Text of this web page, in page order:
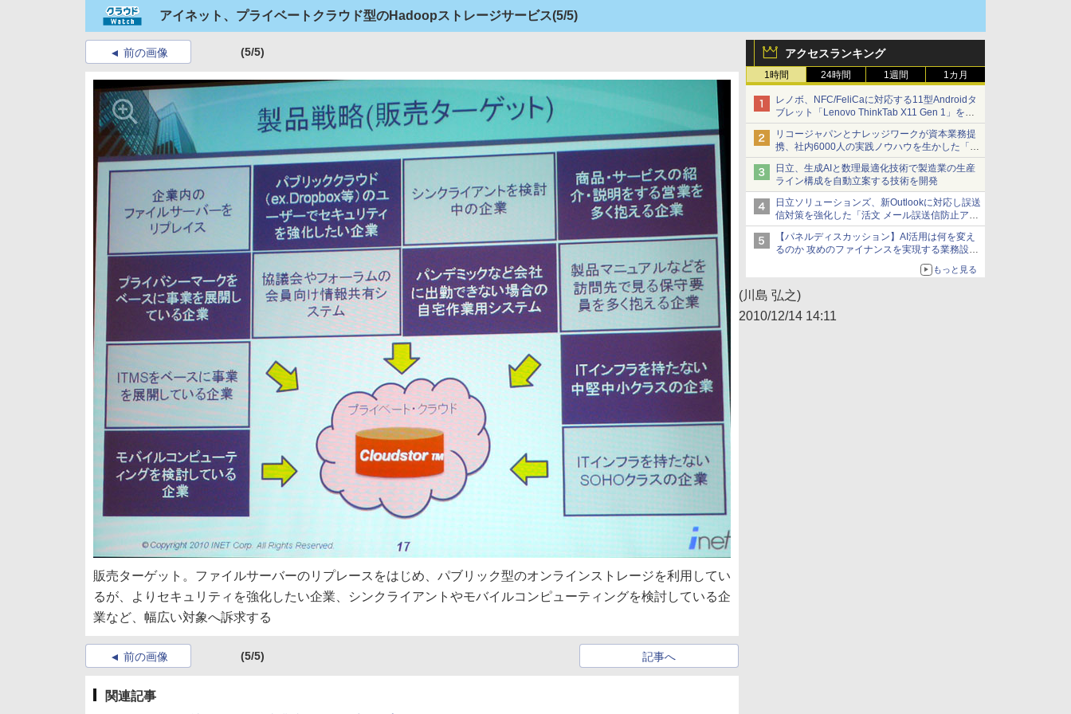
アイネット、プライベートクラウド型のHadoopストレージサービス(5/5)
アクセスランキング
1時間 24時間 1週間 1カ月
レノボ、NFC/FeliCaに対応する11型Androidタ
ブレット「Lenovo ThinkTab X11 Gen 1」を発
売
リコージャパンとナレッジワークが資本業務提
携、社内6000人の実践ノウハウを生かした「AI
商談記録 for RICOH」を展開へ
日立、生成AIと数理最適化技術で製造業の生産
ライン構成を自動立案する技術を開発
日立ソリューションズ、新Outlookに対応し誤送
信対策を強化した「活文 メール誤送信防止アド
インサービス」を提供
【パネルディスカッション】AI活用は何を変え
るのか 攻めのファイナンスを実現する業務設計
もっと見る
前の画像 (5/5)
販売ターゲット。ファイルサーバーのリプレースをはじめ、パブリック型のオンラインストレージを利用してい
るが、よりセキュリティを強化したい企業、シンクライアントやモバイルコンピューティングを検討している企
業など、幅広い対象へ訴求する
前の画像 (5/5) 記事へ
関連記事
(川島 弘之)
2010/12/14 14:11